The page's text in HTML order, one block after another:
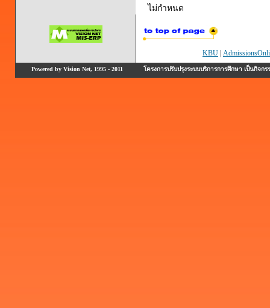
ไม่กำหนด
KBU
Powered by Vision Net, 1995 - 2011 โครงการปรับปรุงระบบบริการการศึกษา เป็นกิ